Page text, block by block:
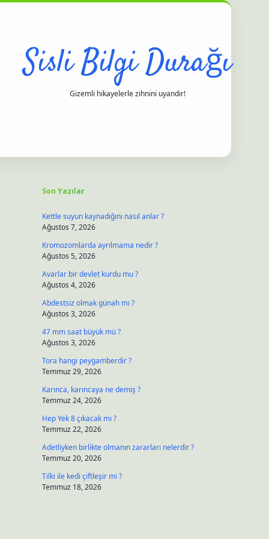
Sisli Bilgi Durağı
Gizemli hikayelerle zihnini uyandır!
Son Yazılar
Kettle suyun kaynadığını nasıl anlar ?
Ağustos 7, 2026
Kromozomlarda ayrılmama nedir ?
Ağustos 5, 2026
Avarlar bir devlet kurdu mu ?
Ağustos 4, 2026
Abdestsiz olmak günah mı ?
Ağustos 3, 2026
47 mm saat büyük mü ?
Ağustos 3, 2026
Tora hangi peygamberdir ?
Temmuz 29, 2026
Karınca, karıncaya ne demiş ?
Temmuz 24, 2026
Hep Yek 8 çıkacak mı ?
Temmuz 22, 2026
Adetliyken birlikte olmanın zararları nelerdir ?
Temmuz 20, 2026
Tilki ile kedi çiftleşir mi ?
Temmuz 18, 2026